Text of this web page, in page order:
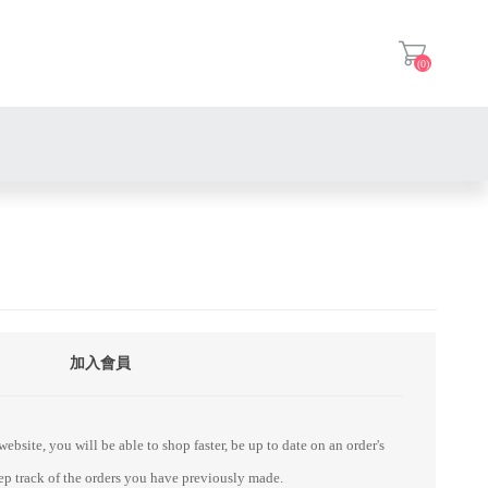
(0)
加入會員
you will be able to shop faster, be up to date on an order's
track of the orders you have previously made.